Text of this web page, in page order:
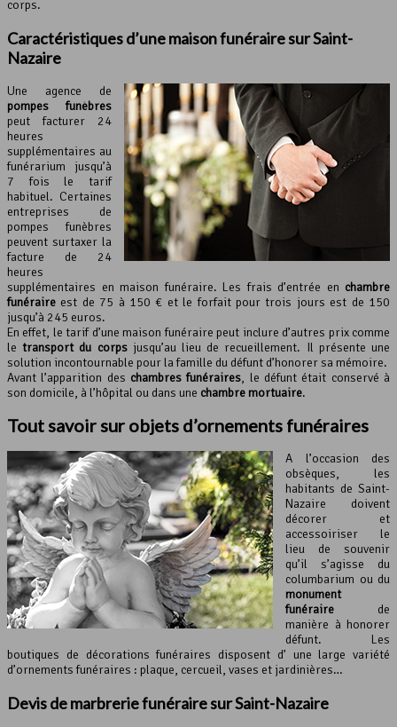
corps.
Caractéristiques d’unemaison funérairesur Saint-
Nazaire
Une agence de
pompes funèbres
peut facturer 24
heures
supplémentaires au
funérarium jusqu’à
7 fois le tarif
habituel. Certaines
entreprises de
pompes funèbres
peuvent surtaxer la
facture de 24
heures
supplémentaires en maison funéraire. Les frais d’entrée en chambre
funéraire est de 75 à 150 € et le forfait pour trois jours est de 150
jusqu’à 245 euros.
En effet, le tarif d’une maison funéraire peut inclure d’autres prix comme
le transport du corpsjusqu’au lieu de recueillement. Il présente une
solution incontournable pour la famille du défunt d’honorer sa mémoire.
Avant l’apparition des chambres funéraires, le défunt était conservé à
son domicile, à l’hôpital ou dans une chambre mortuaire.
Tout savoir sur objets d’ornements funéraires
A l’occasion des
obsèques, les
habitants de Saint-
Nazaire doivent
décorer et
accessoiriser le
lieu de souvenir
qu’il s’agisse du
columbarium ou du
monument
funéraire de
manière à honorer
défunt. Les
boutiques de décorations funéraires disposent d’ une large variété
d’ornements funéraires : plaque, cercueil, vases et jardinières…
Devis de marbrerie funéraire sur Saint-Nazaire